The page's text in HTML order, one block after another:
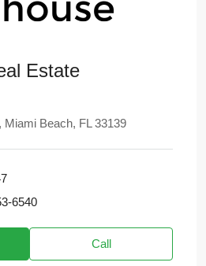
Estate
Miami Beach, FL 33139
6540
Call